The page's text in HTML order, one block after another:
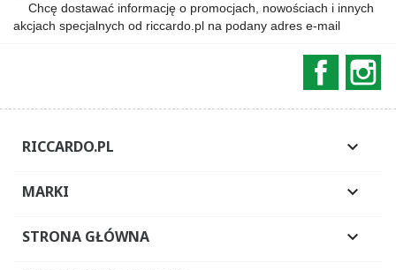
Chcę dostawać informację o promocjach, nowościach i innych
akcjach specjalnych od riccardo.pl na podany adres e-mail
RICCARDO.PL 
MARKI 
STRONA GŁÓWNA 